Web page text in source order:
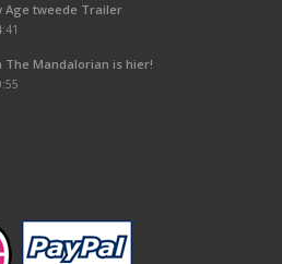
Age tweede Trailer
The Mandalorian is hier!